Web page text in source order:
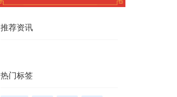
推荐资讯
热门标签